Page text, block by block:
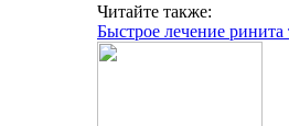
Читайте также:
Быстрое лечение